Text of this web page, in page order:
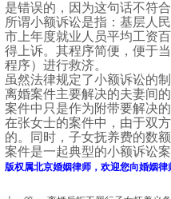
是错误的，因为这句话不符
所谓小额诉讼是指：基层人
市上年度就业人员平均工资
得上诉。其程序简便，便于
程序）进行救济。
虽然法律规定了小额诉讼的
离婚案件主要解决的夫妻间
案件中只是作为附带要解决
在张女士的案件中，由于双
的。同时，子女抚养费的数
案件是一起典型的小额诉讼
版权属北京婚姻律师 ，欢迎您向婚姻律